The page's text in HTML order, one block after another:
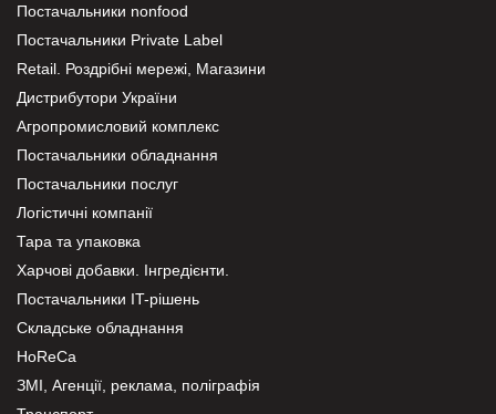
Постачальники nonfood
Постачальники Private Label
Retail. Роздрібні мережі, Магазини
Дистрибутори України
Агропромисловий комплекс
Постачальники обладнання
Постачальники послуг
Логістичні компанії
Тара та упаковка
Харчові добавки. Інгредієнти.
Постачальники IT-рішень
Складське обладнання
HoReCa
ЗМІ, Агенції, реклама, поліграфія